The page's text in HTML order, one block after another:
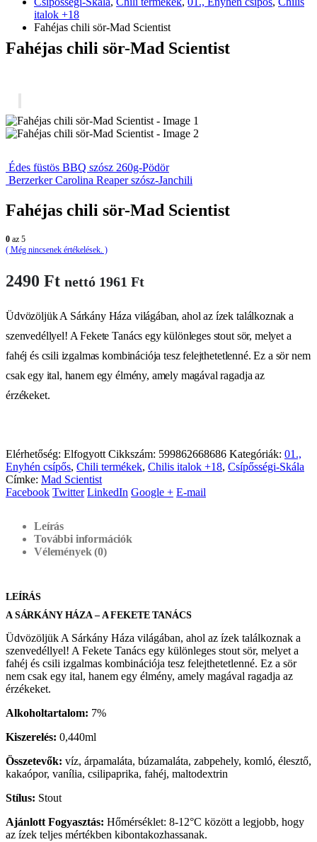
italok +18
Fahéjas chili sör-Mad Scientist
Fahéjas chili sör-Mad Scientist
Édes füstös BBQ szósz 260g-Pödör
Berzerker Carolina Reaper szósz-Janchili
Fahéjas chili sör-Mad Scientist
0 az 5
( Még nincsenek értékelések. )
2490 Ft nettó 1961 Ft
Üdvözöljük A Sárkány Háza világában, ahol az ízek találkoznak a
szenvedéllyel! A Fekete Tanács egy különleges stout sör, melyet a
fahéj és csili izgalmas kombinációja tesz felejthetetlenné. Ez a sör nem
csak egy ital, hanem egy élmény, amely magával ragadja az
érzékeket.
Elérhetőség: Elfogyott Cikkszám: 599862668686 Kategóriák: 01.,
Enyhén csípős, Chili termékek, Chilis italok +18, Csípősségi-Skála
Címke: Mad Scientist
Facebook Twitter LinkedIn Google + E-mail
Leírás
További információk
Vélemények (0)
LEÍRÁS
A SÁRKÁNY HÁZA – A FEKETE TANÁCS
Üdvözöljük A Sárkány Háza világában, ahol az ízek találkoznak a
szenvedéllyel! A Fekete Tanács egy különleges stout sör, melyet a
fahéj és csili izgalmas kombinációja tesz felejthetetlenné. Ez a sör
nem csak egy ital, hanem egy élmény, amely magával ragadja az
érzékeket.
Alkoholtartalom: 7%
Kiszerelés: 0,440ml
Összetevők: víz, árpamaláta, búzamaláta, zabpehely, komló, élesztő,
kakaópor, vanília, csilipaprika, fahéj, maltodextrin
Stílus: Stout
Ajánlott Fogyasztás: Hőmérséklet: 8-12°C között a legjobb, hogy
az ízek teljes mértékben kibontakozhassanak.